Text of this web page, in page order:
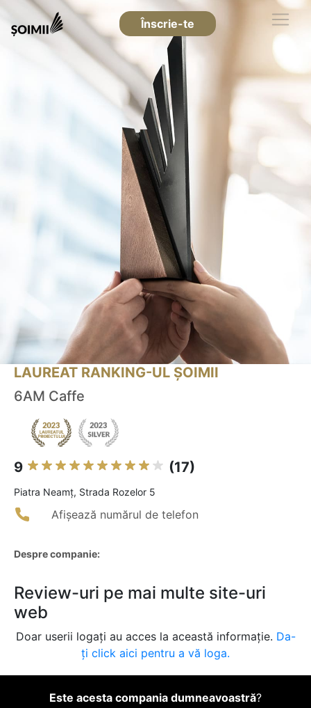
Înscrie-te
LAUREAT RANKING-UL ȘOIMII
6AM Caffe
9 (17)
Piatra Neamţ, Strada Rozelor 5
Afișează numărul de telefon
Despre companie:
Review-uri pe mai multe site-uri
web
Doar userii logați au acces la această informație. Da-
ți click aici pentru a vă loga.
Este acesta compania dumneavoastră?